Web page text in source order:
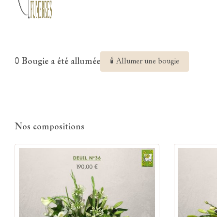
0 Bougie a été allumée 🕯 Allumer une bougie
Nos compositions